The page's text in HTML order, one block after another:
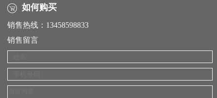
如何购买
销售热线：13458598833
销售留言